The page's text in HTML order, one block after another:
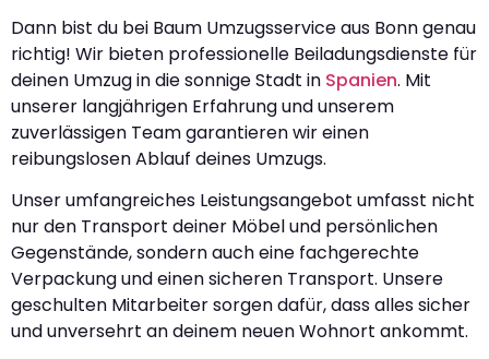
Dann bist du bei Baum Umzugsservice aus Bonn genau
richtig! Wir bieten professionelle Beiladungsdienste für
deinen Umzug in die sonnige Stadt in Spanien. Mit
unserer langjährigen Erfahrung und unserem
zuverlässigen Team garantieren wir einen
reibungslosen Ablauf deines Umzugs.
Unser umfangreiches Leistungsangebot umfasst nicht
nur den Transport deiner Möbel und persönlichen
Gegenstände, sondern auch eine fachgerechte
Verpackung und einen sicheren Transport. Unsere
geschulten Mitarbeiter sorgen dafür, dass alles sicher
und unversehrt an deinem neuen Wohnort ankommt.